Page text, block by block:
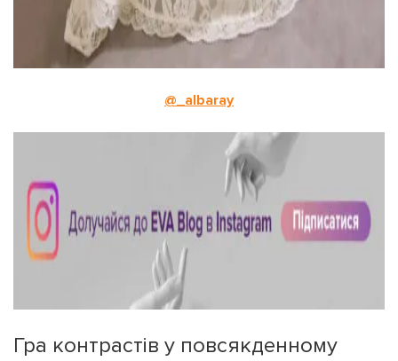
@_albaray
Гра контрастів у повсякденному